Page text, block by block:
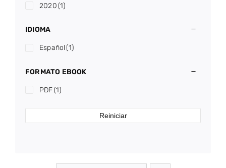
2020(1)
IDIOMA
Español (1)
FORMATO EBOOK
PDF(1)
Reiniciar